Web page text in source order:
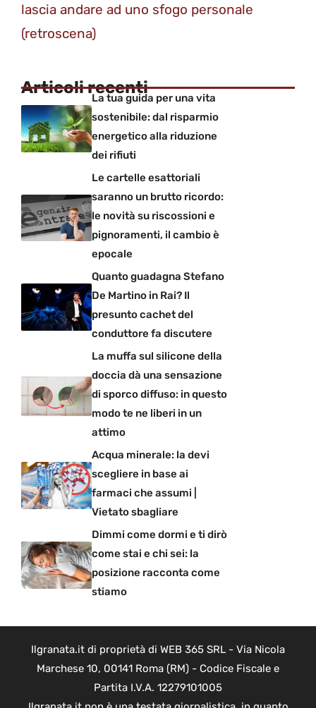
lascia andare ad uno sfogo personale
(retroscena)
Articoli recenti
La tua guida per una vita
sostenibile: dal risparmio
energetico alla riduzione
dei rifiuti
Le cartelle esattoriali
saranno un brutto ricordo:
le novità su riscossioni e
pignoramenti, il cambio è
epocale
Quanto guadagna Stefano
De Martino in Rai? Il
presunto cachet del
conduttore fa discutere
La muffa sul silicone della
doccia dà una sensazione
di sporco diffuso: in questo
modo te ne liberi in un
attimo
Acqua minerale: la devi
scegliere in base ai
farmaci che assumi |
Vietato sbagliare
Dimmi come dormi e ti dirò
come stai e chi sei: la
posizione racconta come
stiamo
Ilgranata.it di proprietà di WEB 365 SRL - Via Nicola
Marchese 10, 00141 Roma (RM) - Codice Fiscale e
Partita I.V.A. 12279101005